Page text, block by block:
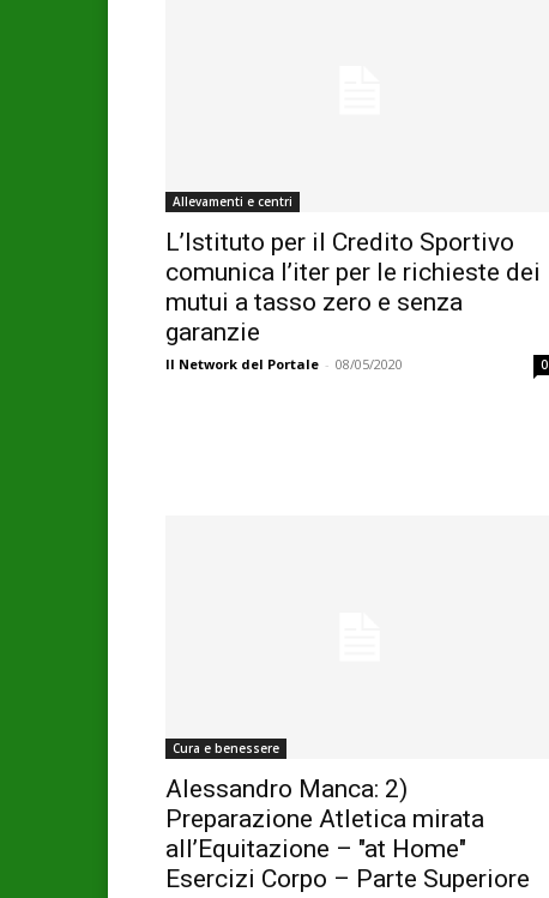
Allevamenti e centri
L’Istituto per il Credito Sportivo
comunica l’iter per le richieste dei
mutui a tasso zero e senza
garanzie
Il Network del Portale - 08/05/2020 0
Cura e benessere
Alessandro Manca: 2)
Preparazione Atletica mirata
all’Equitazione – "at Home"
Esercizi Corpo – Parte Superiore